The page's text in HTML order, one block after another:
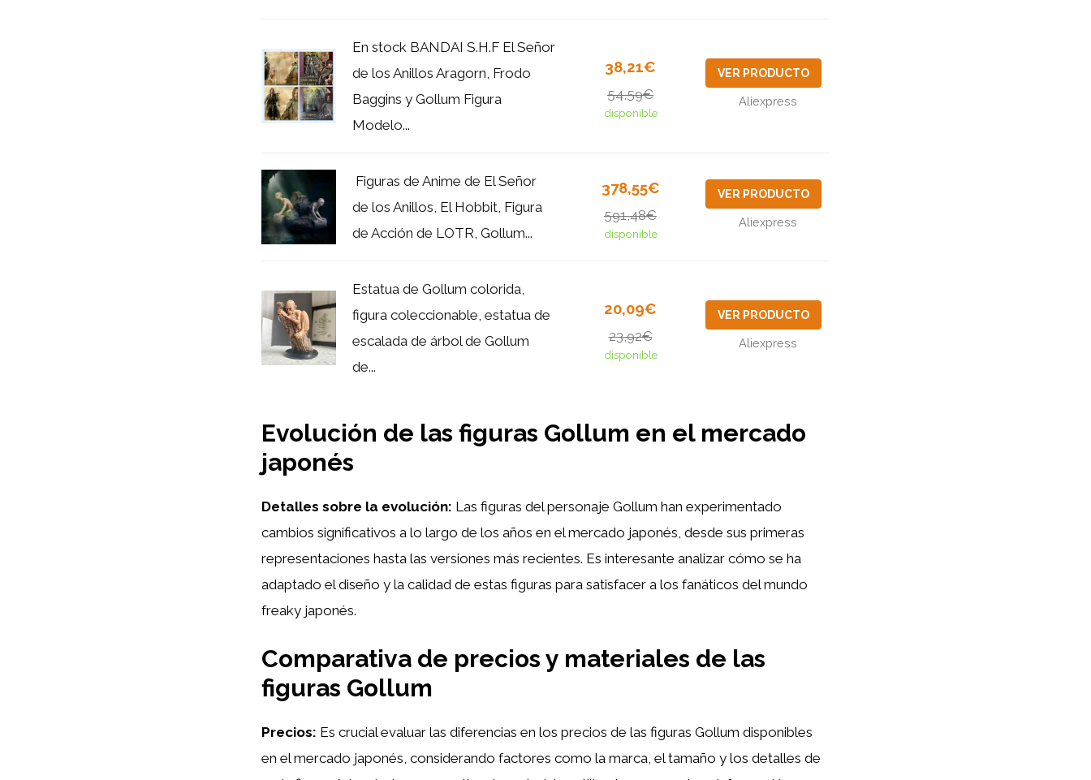
En stock BANDAI S.H.F El Señor
de los Anillos Aragorn, Frodo
Baggins y Gollum Figura
Modelo...
38,21€
54,59€
disponible
VER PRODUCTO
Aliexpress
‌ Figuras de Anime de El Señor
de los Anillos, El Hobbit, Figura
de Acción de LOTR, Gollum...
378,55€
591,48€
disponible
VER PRODUCTO
Aliexpress
Estatua de Gollum colorida,
figura coleccionable, estatua de
escalada de árbol de Gollum
de...
20,09€
23,92€
disponible
VER PRODUCTO
Aliexpress
Evolución de las figuras Gollum en el mercado
japonés
Detalles sobre la evolución: Las figuras del personaje Gollum han experimentado
cambios significativos a lo largo de los años en el mercado japonés, desde sus primeras
representaciones hasta las versiones más recientes. Es interesante analizar cómo se ha
adaptado el diseño y la calidad de estas figuras para satisfacer a los fanáticos del mundo
freaky japonés.
Comparativa de precios y materiales de las
figuras Gollum
Precios: Es crucial evaluar las diferencias en los precios de las figuras Gollum disponibles
en el mercado japonés, considerando factores como la marca, el tamaño y los detalles de